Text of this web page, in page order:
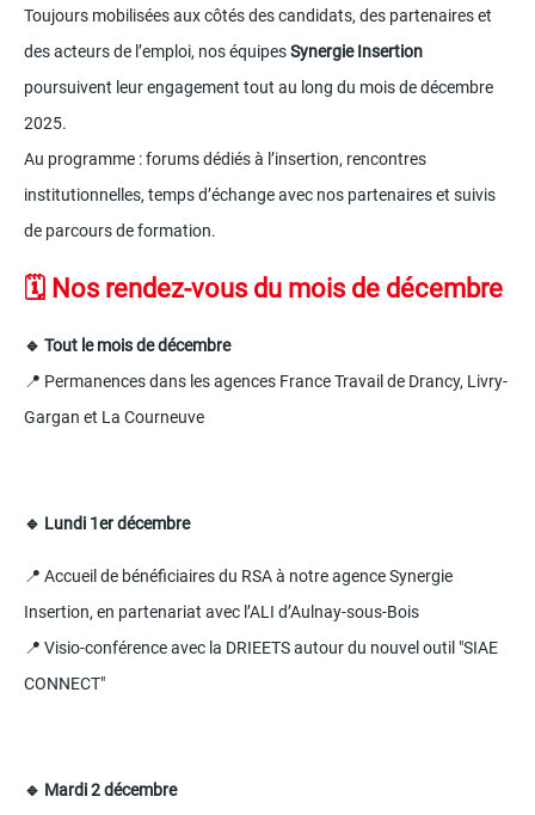
Toujours mobilisées aux côtés des candidats, des partenaires et
des acteurs de l’emploi, nos équipesSynergie Insertion
poursuivent leur engagement tout au long du mois de décembre
2025.
Au programme : forums dédiés à l’insertion, rencontres
institutionnelles, temps d’échange avec nos partenaires et suivis
de parcours de formation.
🗓️ Nos rendez-vous du mois de décembre
🔹 Tout le mois de décembre
📍 Permanences dans les agences France Travail de Drancy, Livry-
Gargan et La Courneuve
🔹 Lundi 1er décembre
📍 Accueil de bénéficiaires du RSA à notre agence Synergie
Insertion, en partenariat avec l’ALI d’Aulnay-sous-Bois
📍 Visio-conférence avec la DRIEETS autour du nouvel outil "SIAE
CONNECT"
🔹 Mardi 2 décembre